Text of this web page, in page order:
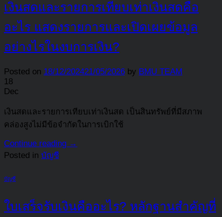
เงินสดและรายการเทียบเท่าเงินสดคือ
อะไร แสดงรายการและเปิดเผยข้อมูล
อย่างไรในงบการเงิน?
Posted on 18/12/202421/05/2026 by BMU TEAM
18
Dec
เงินสดและรายการเทียบเท่าเงินสด เป็นสินทรัพย์ที่มีสภาพ
คล่องสูงไม่มีข้อจำกัดในการเบิกใช้
Continue reading →
Posted in บัญชี
บัญชี
ใบเสร็จรับเงินคืออะไร? หลักฐานสำคัญที่